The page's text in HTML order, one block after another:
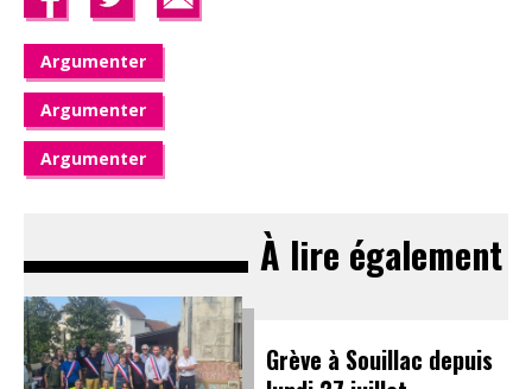
Argumenter
Argumenter
Argumenter
À lire également
Grève à Souillac depuis